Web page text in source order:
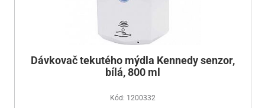
Dávkovač tekutého mýdla Kennedy senzor,
bílá, 800 ml
Kód: 1200332